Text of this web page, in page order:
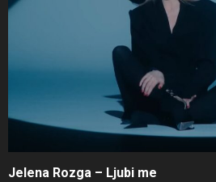
Jelena Rozga – Ljubi me